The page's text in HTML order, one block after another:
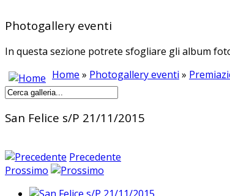
Photogallery eventi
In questa sezione potrete sfogliare gli album
Home » Photogallery eventi »
San Felice s/P 21/11/2015
Precedente
Prossimo